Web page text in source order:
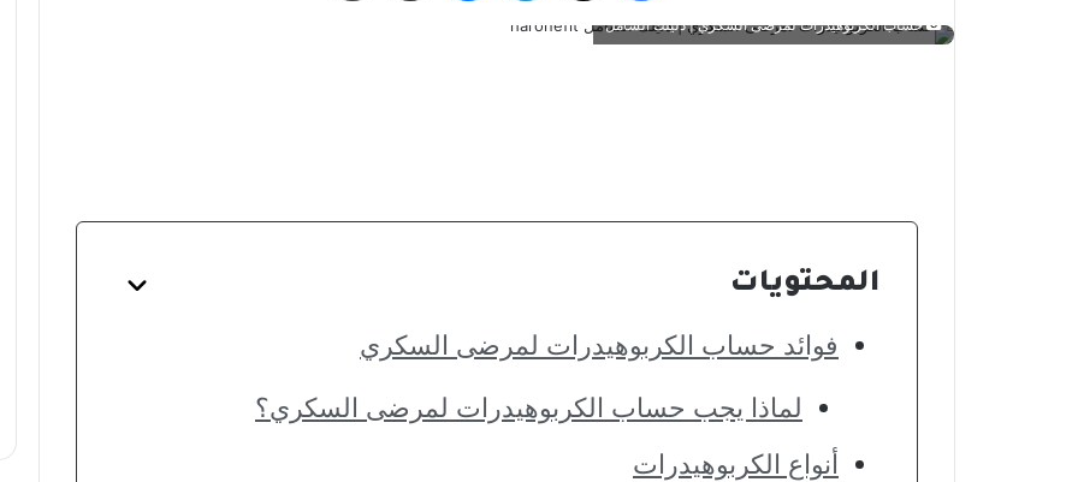
حساب الكربوهيدرات لمرضى السكري | دليلك الشامل
المحتويات
فوائد حساب الكربوهيدرات لمرضى السكري
لماذا يجب حساب الكربوهيدرات لمرضى السكري؟
أنواع الكربوهيدرات